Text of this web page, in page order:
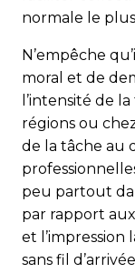
normale le
N’empêche
moral et de
l’intensité de
régions ou
de la tâche au
peu partout
par rapport
et
sans fil